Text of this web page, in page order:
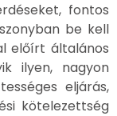
fontos
be kell
előírt általános
ilyen, nagyon
eljárás,
kötelezettség